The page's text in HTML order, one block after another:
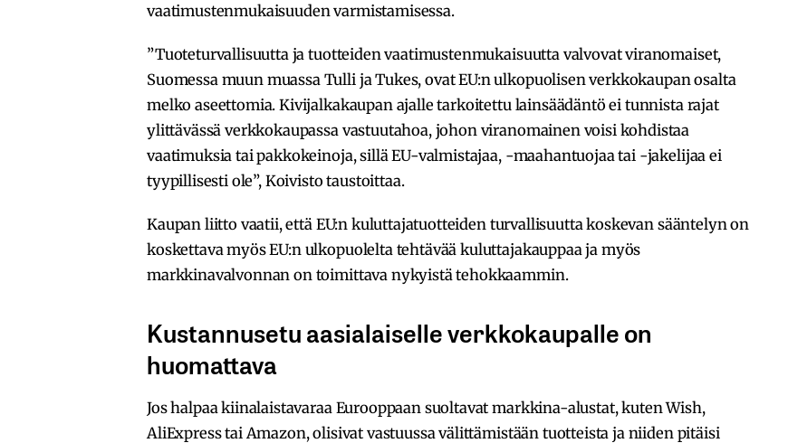
vaatimustenmukaisuuden varmistamisessa.
”Tuoteturvallisuutta ja tuotteiden vaatimustenmukaisuutta valvovat viranomaiset,
Suomessa muun muassa Tulli ja Tukes, ovat EU:n ulkopuolisen verkkokaupan osalta
melko aseettomia. Kivijalkakaupan ajalle tarkoitettu lainsäädäntö ei tunnista rajat
ylittävässä verkkokaupassa vastuutahoa, johon viranomainen voisi kohdistaa
vaatimuksia tai pakkokeinoja, sillä EU-valmistajaa, -maahantuojaa tai -jakelijaa ei
tyypillisesti ole”, Koivisto taustoittaa.
Kaupan liitto vaatii, että EU:n kuluttajatuotteiden turvallisuutta koskevan sääntelyn on
koskettava myös EU:n ulkopuolelta tehtävää kuluttajakauppaa ja myös
markkinavalvonnan on toimittava nykyistä tehokkaammin.
Kustannusetu aasialaiselle verkkokaupalle on
huomattava
Jos halpaa kiinalaistavaraa Eurooppaan suoltavat markkina-alustat, kuten Wish,
AliExpress tai Amazon, olisivat vastuussa välittämistään tuotteista ja niiden pitäisi